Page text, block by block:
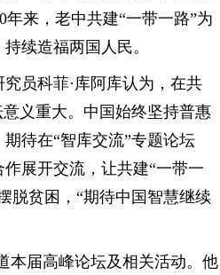
年来，老中共建“一带一路”为
续造福两国人民。
员科菲·库阿库认为，在共
义重大。中国始终坚持普惠
待在“智库交流”专题论坛
展开交流，让共建“一带一
脱贫困，“期待中国智慧继续
本届高峰论坛及相关活动。他